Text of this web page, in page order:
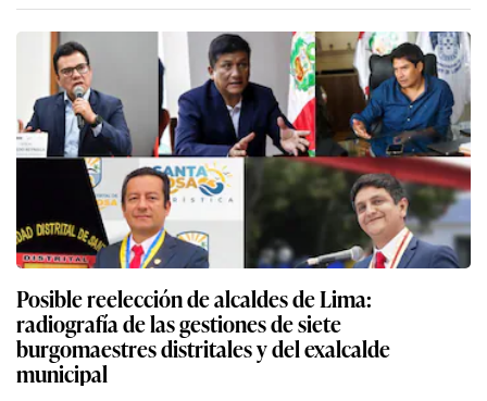
Posible reelección de alcaldes de Lima:
radiografía de las gestiones de siete
burgomaestres distritales y del exalcalde
municipal